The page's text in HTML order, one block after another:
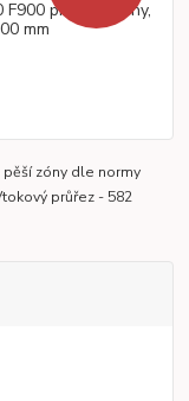
zóny dle normy
průřez - 582